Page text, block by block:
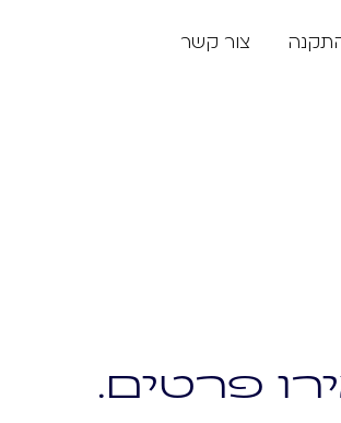
צור קשר
פרטים.